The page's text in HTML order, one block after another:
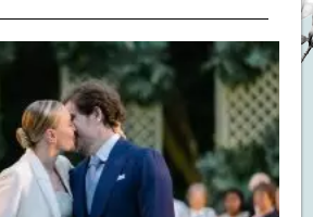
WILL YOU MARRY ME?
LUA DE MEL
COZINHA
DECORAÇÃO
DE NOIVA PRA NOIVA
S.O.S CASADAS